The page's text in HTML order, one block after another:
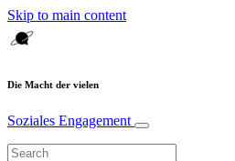
Skip to main content
Die Macht der vielen
Soziales Engagement